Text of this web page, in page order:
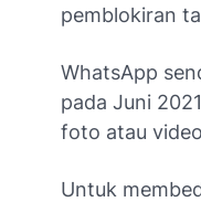
pemblokiran
WhatsApp
pada Juni
foto atau
Untuk